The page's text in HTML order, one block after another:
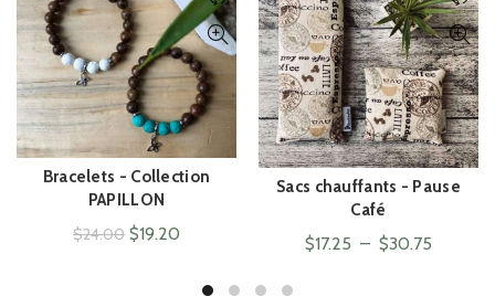
ACHAT RAPIDE
Bracelets - Collection
PAPILLON
$24.00 Le
$19.20
actuel
ACHAT RAPIDE
Sacs chauffants - Pause
Café
$17.25 – $30.75